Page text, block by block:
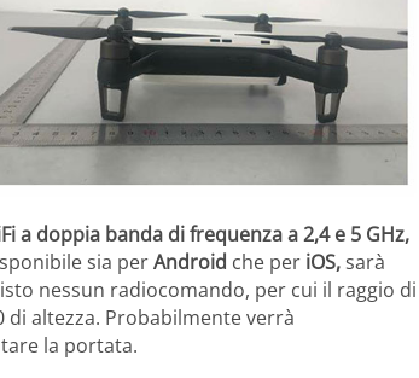
a doppia banda di frequenza a 2,4 e 5 GHz,
sia perAndroid che per iOS,sarà
nessun radiocomando, per cui il raggio di
di altezza. Probabilmente verrà
la portata.